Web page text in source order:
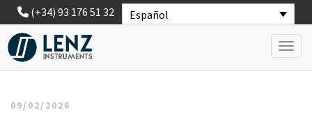
Español
(+34) 93 176 51 32
09/02/2026